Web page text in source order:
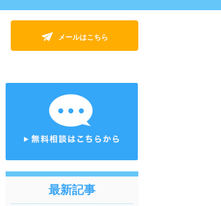
メールはこちら
最新記事